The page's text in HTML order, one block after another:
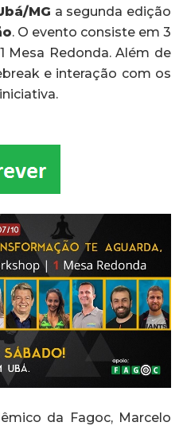
MG a segunda edição
. O evento consiste em 3
Mesa Redonda. Além de
e interação com os
da Fagoc, Marcelo